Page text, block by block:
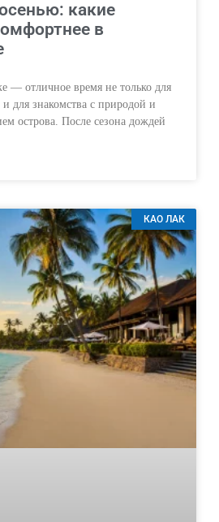
какие
в
— отличное время не только для
для знакомства с природой и
острова. После сезона дождей
КАО ЛАК